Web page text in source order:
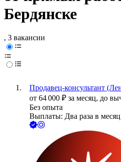
Бердянске
, 3 вакансии
Продавец-консультант
от 64 000 ₽ за месяц, до
Без опыта
Выплаты: Два раза в месяц